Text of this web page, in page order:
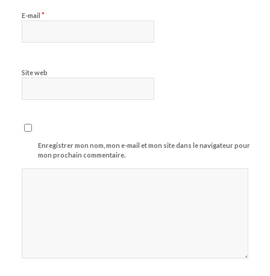
E-mail *
Site web
Enregistrer mon nom, mon e-mail et mon site dans le navigateur pour
mon prochain commentaire.